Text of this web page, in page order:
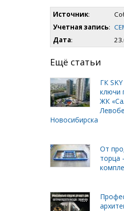
Источник:
Учетная запись:
Дата:
Ещё статьи
ГК
ключи
ЖК
Новосибирска
От
торца